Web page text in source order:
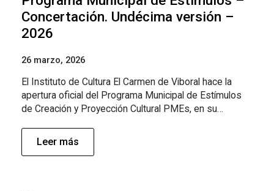
Concertación. Undécima versión –
2026
26 marzo, 2026
El Instituto de Cultura El Carmen de Viboral hace la
apertura oficial del Programa Municipal de Estímulos
de Creación y Proyección Cultural PMEs, en su…
Leer más